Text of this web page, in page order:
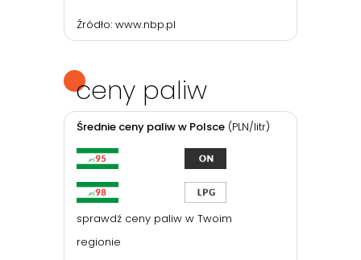
ceny paliw
Średnie ceny paliw w Polsce (PLN/litr)
sprawdź ceny paliw w Twoim
regionie
Źródło: www.nbp.pl